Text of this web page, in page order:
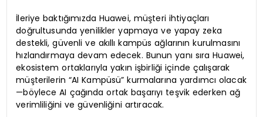
İleriye baktığımızda Huawei, müşteri ihtiyaçları
doğrultusunda yenilikler yapmaya ve yapay zeka
destekli, güvenli ve akıllı kampüs ağlarının kurulmasını
hızlandırmaya devam edecek. Bunun yanı sıra Huawei,
ekosistem ortaklarıyla yakın işbirliği içinde çalışarak
müşterilerin “AI Kampüsü” kurmalarına yardımcı olacak
—böylece AI çağında ortak başarıyı teşvik ederken ağ
verimliliğini ve güvenliğini artıracak.